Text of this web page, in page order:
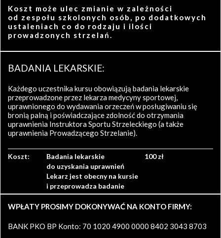
Koszt może ulec zmianie w zależności
od zespołu szkolonych osób, po dodatkowych
ustaleniach co do rodzaju i ilości
prowadzonych strzelań.
BADANIA LEKARSKIE:
Każdego uczestnika kursu obowiązują badania lekarskie
przeprowadzone przez lekarza medycyny sportowej,
uprawnionego do wydawania orzeczeń w posługiwaniu się
bronią palną i poświadczające zdolność do otrzymania
uprawnienia Instruktora Sportu Strzeleckiego (a także
uprawnienia Prowadzącego Strzelanie).
Koszt:
Badania lekarskie
do uzyskania uprawnień
Lekarz jest obecny na kursie
i przeprowadza badanie
100 zł
WPŁATY PROSIMY DOKONYWAĆ NA KONTO FIRMY:
BANK PKO BP Konto: 70 1020 4900 0000 8402 3043 8703